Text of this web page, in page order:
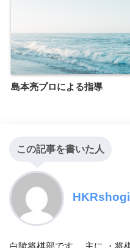
島本亮プロによる指導
この記事を書いた人
HKRshogi